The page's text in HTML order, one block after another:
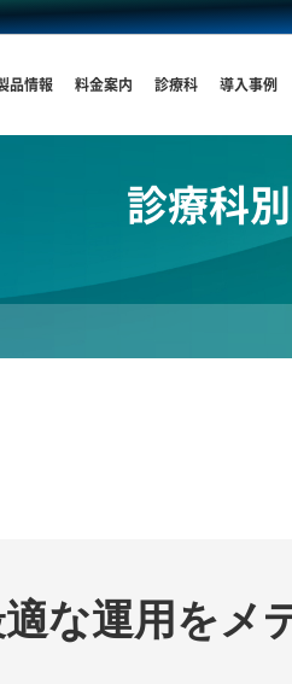
品情報 料金案内 診療科 導入事例
診療科
な運用をメ